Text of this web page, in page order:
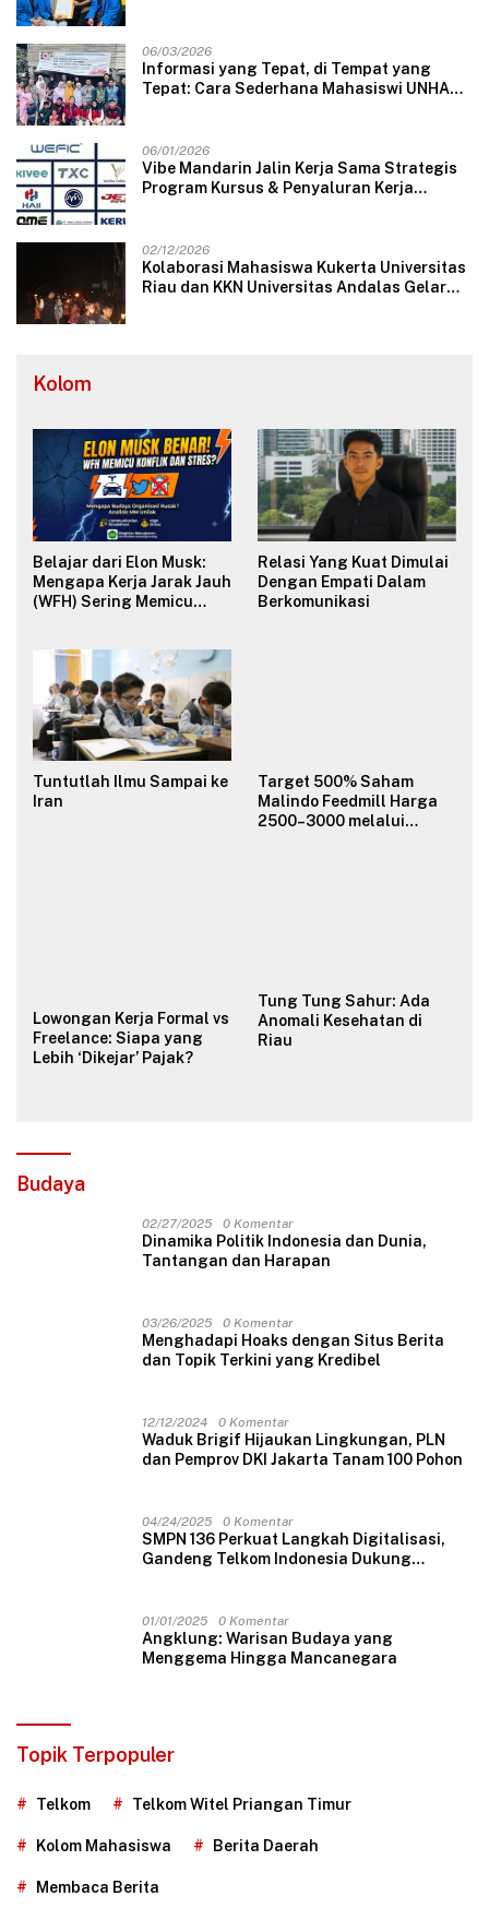
06/03/2026
Informasi yang Tepat, di Tempat yang
Tepat: Cara Sederhana Mahasiswi UNHAS
06/01/2026
Vibe Mandarin Jalin Kerja Sama Strategis
Program Kursus & Penyaluran Kerja
02/12/2026
Kolaborasi Mahasiswa Kukerta Universitas
Riau dan KKN Universitas Andalas Gelar
Kolom
Belajar dari Elon Musk:
Mengapa Kerja Jarak Jauh
(WFH) Sering Memicu
Relasi Yang Kuat Dimulai
Dengan Empati Dalam
Berkomunikasi
Tuntutlah Ilmu Sampai ke
Iran
Target 500% Saham
Malindo Feedmill Harga
2500–3000 melalui
Lowongan Kerja Formal vs
Freelance: Siapa yang
Lebih ‘Dikejar’ Pajak?
Tung Tung Sahur: Ada
Anomali Kesehatan di
Riau
Budaya
02/27/2025 0 Komentar
Dinamika Politik Indonesia dan Dunia,
Tantangan dan Harapan
03/26/2025 0 Komentar
Menghadapi Hoaks dengan Situs Berita
dan Topik Terkini yang Kredibel
12/12/2024 0 Komentar
Waduk Brigif Hijaukan Lingkungan, PLN
dan Pemprov DKI Jakarta Tanam 100 Pohon
04/24/2025 0 Komentar
SMPN 136 Perkuat Langkah Digitalisasi,
Gandeng Telkom Indonesia Dukung
01/01/2025 0 Komentar
Angklung: Warisan Budaya yang
Menggema Hingga Mancanegara
Topik Terpopuler
Telkom Telkom Witel Priangan Timur
Kolom Mahasiswa Berita Daerah
Membaca Berita